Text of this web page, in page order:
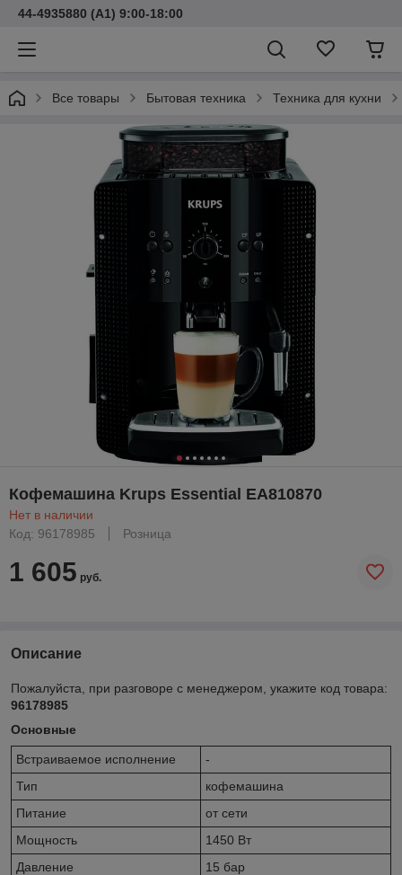
44-4935880 (A1) 9:00-18:00
Все товары Бытовая техника Техника для кухни
Кофемашина Krups Essential EA810870
Нет в наличии
Код: 96178985
Розница
1 605 руб.
Описание
Пожалуйста, при разговоре с менеджером, укажите код товара:
96178985
Основные
Встраиваемое исполнение
-
Тип
кофемашина
Питание
от сети
Мощность
1450 Вт
Давление
15 бар